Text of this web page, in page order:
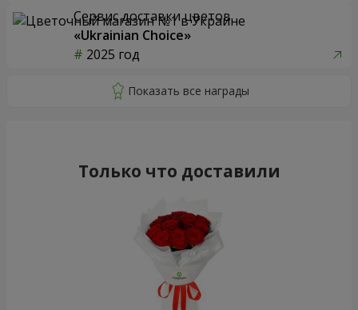
Сервис доставки цветов
«Ukrainian Choice»
2025 год
Только что доставили